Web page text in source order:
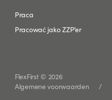
Praca
Pracować jako ZZP’er
FlexFirst © 2026
Algemene voorwaarden